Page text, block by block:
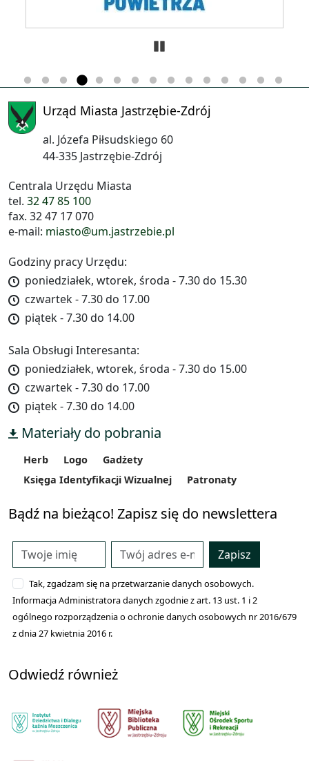
Zatrzymaj
Urząd Miasta Jastrzębie-Zdrój
al. Józefa Piłsudskiego 60
44-335 Jastrzębie-Zdrój
Centrala Urzędu Miasta
tel. 32 47 85 100
fax. 32 47 17 070
e-mail: miasto@um.jastrzebie.pl
Godziny pracy Urzędu:
poniedziałek, wtorek, środa - 7.30 do 15.30
czwartek - 7.30 do 17.00
piątek - 7.30 do 14.00
Sala Obsługi Interesanta:
poniedziałek, wtorek, środa - 7.30 do 15.00
czwartek - 7.30 do 17.00
piątek - 7.30 do 14.00
Materiały do pobrania
Herb Logo
Gadżety
Księga Identyfikacji Wizualnej
Patronaty
Bądź na bieżąco! Zapisz się do newslettera
Zapisz
Tak, zgadzam się na przetwarzanie danych osobowych.
Informacja Administratora danych zgodnie z art. 13 ust. 1 i 2
ogólnego rozporządzenia o ochronie danych osobowych nr 2016/679
z dnia 27 kwietnia 2016 r.
Odwiedź również